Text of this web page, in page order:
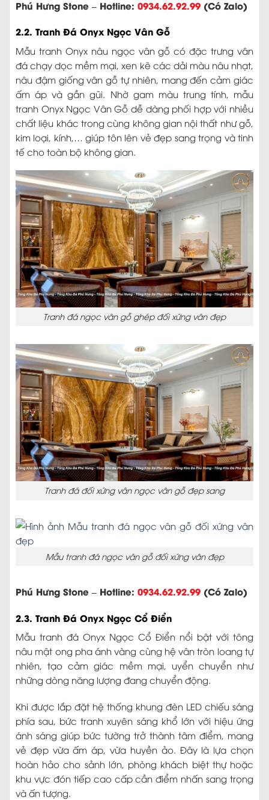
Phú Hưng Stone – Hotline: 0934.62.92.99 (Có Zalo)
2.2. Tranh Đá Onyx Ngọc Vân Gỗ
Mẫu tranh Onyx nâu ngọc vân gỗ có đặc trưng vân
đá chạy dọc mềm mại, xen kẽ các dải màu nâu nhạt,
nâu đậm giống vân gỗ tự nhiên, mang đến cảm giác
ấm áp và gần gũi. Nhờ gam màu trung tính, mẫu
tranh Onyx Ngọc Vân Gỗ dễ dàng phối hợp với nhiều
chất liệu khác trong cùng không gian nội thất như gỗ,
kim loại, kính,… giúp tôn lên vẻ đẹp sang trọng và tinh
tế cho toàn bộ không gian.
Tranh đá ngọc vân gỗ ghép đối xứng vân đẹp
Tranh đá đối xứng vân ngọc vân gỗ đẹp sang
Mẫu tranh đá ngọc vân gỗ đối xứng vân đẹp
Phú Hưng Stone – Hotline: 0934.62.92.99 (Có Zalo)
2.3. Tranh Đá Onyx Ngọc Cổ Điển
Mẫu tranh đá Onyx Ngọc Cổ Điển nổi bật với tông
nâu mật ong pha ánh vàng cùng hệ vân tròn loang tự
nhiên, tạo cảm giác mềm mại, uyển chuyển như
những dòng năng lượng đang chuyển động.
Khi được lắp đặt hệ thống khung đèn LED chiếu sáng
phía sau, bức tranh xuyên sáng khổ lớn với hiệu ứng
ánh sáng giúp bức tường trở thành tâm điểm, mang
vẻ đẹp vừa ấm áp, vừa huyền ảo. Đây là lựa chọn
hoàn hảo cho sảnh lớn, phòng khách biệt thự hoặc
khu vực đón tiếp cao cấp cần điểm nhấn sang trọng
và ấn tượng.